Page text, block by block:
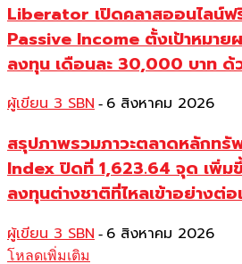
Liberator เปิดคลาสออนไลน์ฟ
Passive Income ตั้งเป้าหมาย
ลงทุน เดือนละ 30,000 บาท
ผู้เขียน 3 SBN - 6 สิงหาคม 2026
สรุปภาพรวมภาวะตลาดหลักทรั
Index ปิดที่ 1,623.64 จุด เพิ่ม
ลงทุนต่างชาติที่ไหลเข้าอย่างต่อ
ผู้เขียน 3 SBN - 6 สิงหาคม 2026
โหลดเพิ่มเติม